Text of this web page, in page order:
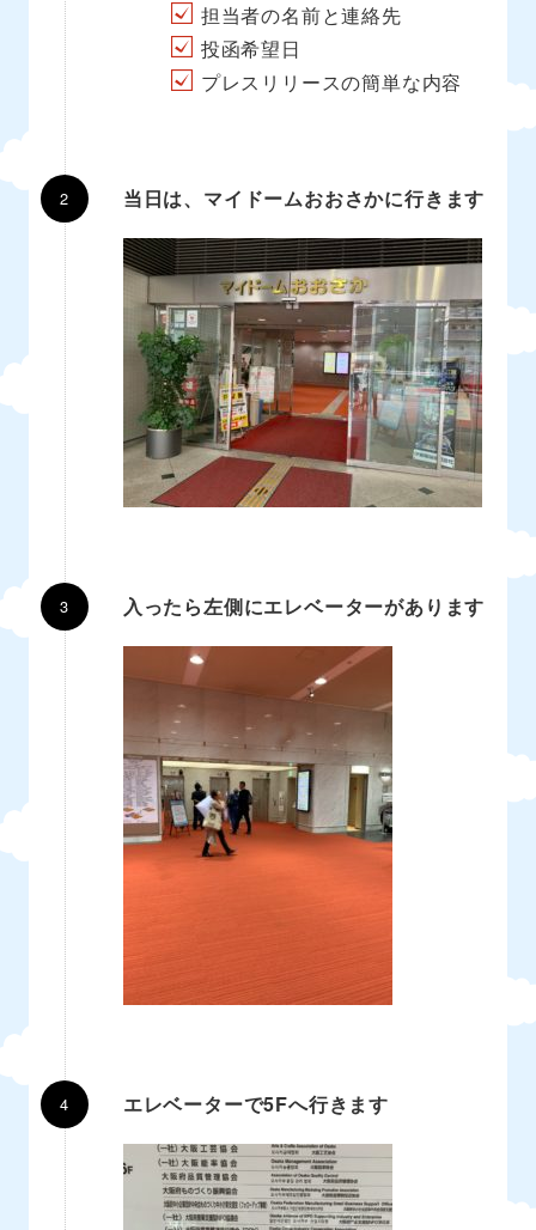
担当者の名前と連絡先
投函希望日
プレスリリースの簡単な内容
当日は、マイドームおおさかに行きます
入ったら左側にエレベーターがあります
エレベーターで5Fへ行きます